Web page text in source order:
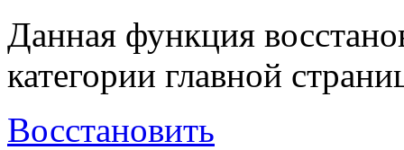
Данная функция
категории главной
Восстановить